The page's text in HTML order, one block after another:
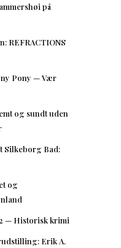
på
REFRACTIONS
Pony — Vær
og sundt uden
Silkeborg Bad:
og
— Historisk krimi
Erik A.